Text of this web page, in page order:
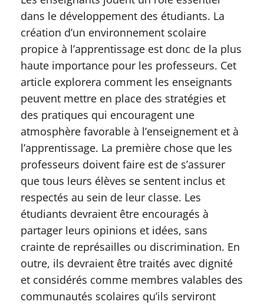
dans le développement des étudiants. La
création d’un environnement scolaire
propice à l’apprentissage est donc de la plus
haute importance pour les professeurs. Cet
article explorera comment les enseignants
peuvent mettre en place des stratégies et
des pratiques qui encouragent une
atmosphère favorable à l’enseignement et à
l’apprentissage. La première chose que les
professeurs doivent faire est de s’assurer
que tous leurs élèves se sentent inclus et
respectés au sein de leur classe. Les
étudiants devraient être encouragés à
partager leurs opinions et idées, sans
crainte de représailles ou discrimination. En
outre, ils devraient être traités avec dignité
et considérés comme membres valables des
communautés scolaires qu’ils serviront